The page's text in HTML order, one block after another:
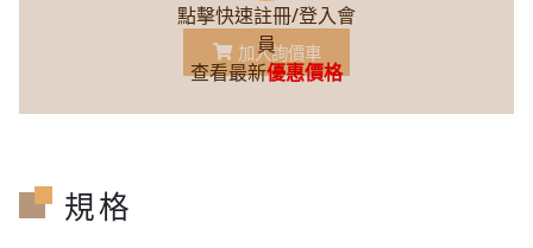
點擊快速註冊/登入會
員
查看最新優惠價格
加入詢價車
規格